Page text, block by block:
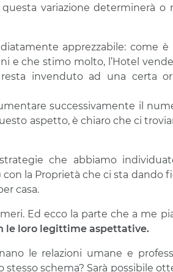
variazione determinerà o
apprezzabile: come è
e che stimo molto, l’Hotel vende
invenduto ad una certa
successivamente il
aspetto, è chiaro che ci
che abbiamo
la Proprietà che ci sta dando
casa.
Ed ecco la parte che a me
le loro legittime aspettative.
le relazioni umane e
stesso schema? Sarà possibile